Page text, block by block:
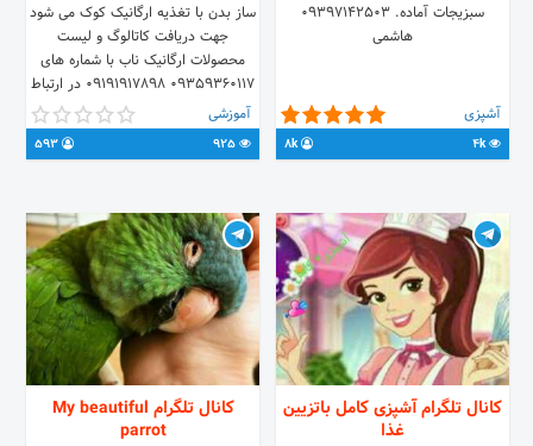
سبزیجات آماده. 09397142503
هاشمی
آشپزی
4k
8k
ساز بدن با تغذیه ارگانیک کوک می شود
جهت دریافت کاتالوگ و لیست
محصولات ارگانیک ناب با شماره های
09359360117 09191917898 در ارتباط
باشید.
آموزشی
کانال تلگرام آشپزی کامل باتزیین
غذا
کانال تلگرام My beautiful
parrot